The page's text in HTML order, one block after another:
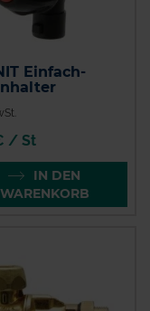
Einfach-
/ St
IN DEN
WARENKORB